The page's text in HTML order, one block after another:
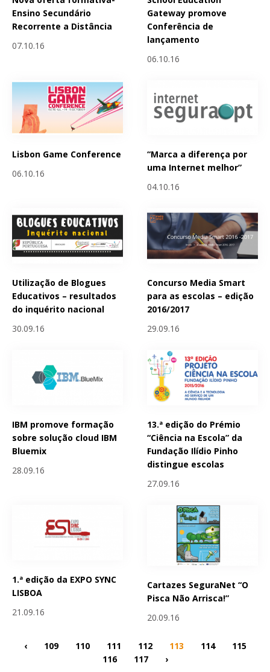
Ensino Secundário
Recorrente a Distância
07.10.16
Gateway promove
Conferência de
lançamento
06.10.16
Lisbon Game Conference
06.10.16
“Marca a diferença por
uma Internet melhor”
04.10.16
Utilização de Blogues
Educativos – resultados
do inquérito nacional
30.09.16
Concurso Media Smart
para as escolas – edição
2016/2017
29.09.16
IBM promove formação
sobre solução cloud IBM
Bluemix
28.09.16
13.ª edição do Prémio
“Ciência na Escola” da
Fundação Ilídio Pinho
distingue escolas
27.09.16
1.ª edição da EXPO SYNC
LISBOA
21.09.16
Cartazes SeguraNet “O
Pisca Não Arrisca!”
20.09.16
‹ 109 110 111 112 113 114
115
116
117 ›